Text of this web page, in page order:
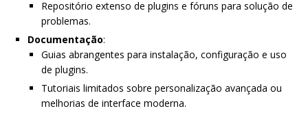
Repositório extenso de plugins e fóruns para solução de
problemas.
Documentação:
Guias abrangentes para instalação, configuração e uso
de plugins.
Tutoriais limitados sobre personalização avançada ou
melhorias de interface moderna.